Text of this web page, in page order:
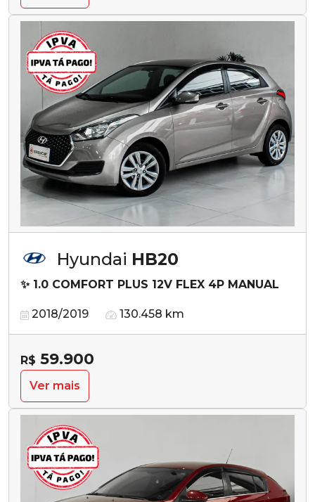
Hyundai HB20
✨ 1.0 COMFORT PLUS 12V FLEX 4P MANUAL
2018/2019 130.458 km
R$ 59.900
Ver mais